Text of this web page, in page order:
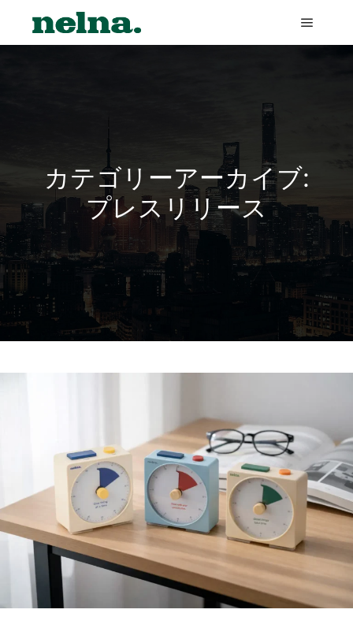
メイン
カテゴリーアーカイブ:
プレスリリース